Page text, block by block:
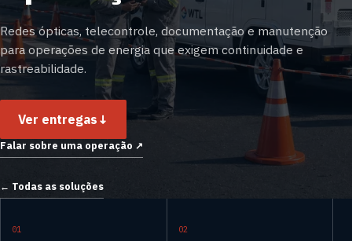
Redes ópticas, telecontrole, documentação e manutenção
para operações de energia que exigem continuidade e
rastreabilidade.
Ver entregas ↓
Falar sobre uma operação ↗
← Todas as soluções
01 02